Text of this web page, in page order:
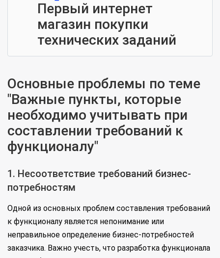
Первый интернет
магазин покупки
технических заданий
Основные проблемы по теме
"Важные пункты, которые
необходимо учитывать при
составлении требований к
функционалу"
1. Несоответствие требований бизнес-
потребностям
Одной из основных проблем составления требований
к функционалу является непонимание или
неправильное определение бизнес-потребностей
заказчика. Важно учесть, что разработка функционала